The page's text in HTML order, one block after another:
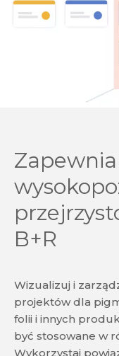
B+R
Wizualizuj i
projektów dla
folii i innych
być stosowane w
Wykorzystaj